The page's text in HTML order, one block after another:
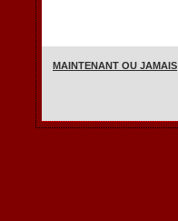
MAINTENANT OU JAMAIS